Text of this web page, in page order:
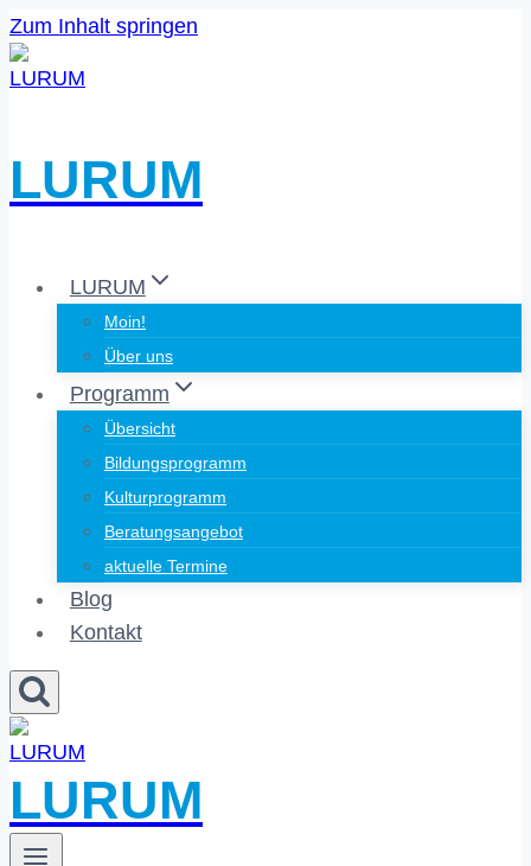
Zum Inhalt springen
LURUM
LURUM
Moin!
Über uns
Programm
Übersicht
Bildungsprogramm
Kulturprogramm
Beratungsangebot
aktuelle Termine
Blog
Kontakt
LURUM